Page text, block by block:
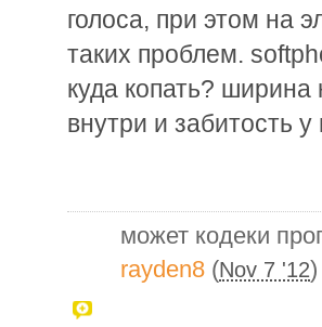
голоса, при этом на
таких проблем.
куда копать? ширина
внутри и забитость
может кодеки
rayden8 (Nov 7 '12)